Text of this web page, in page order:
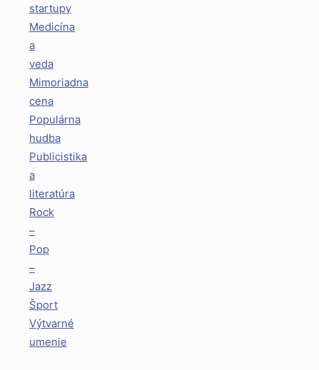
startupy
Medicína
a
veda
Mimoriadna
cena
Populárna
hudba
Publicistika
a
literatúra
Rock
–
Pop
–
Jazz
Šport
Výtvarné
umenie